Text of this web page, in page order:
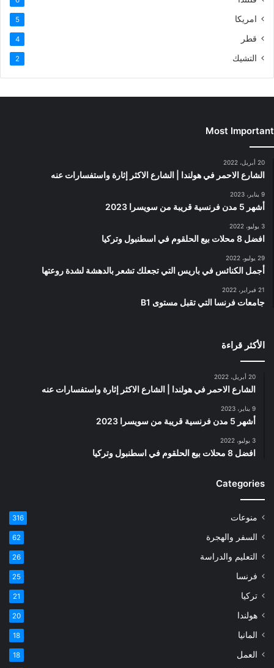
امريكا 5
قطر 4
التشيك 2
Most Important
20 أبريل، 2022
الشارع الاحمر في هولندا | الشارع الاكثر إثارة واستفسارات عنه
9 يناير، 2023
أشهر 5 مدن فرنسية قريبة من سويسرا 2023
3 يوليو، 2022
افضل 8 محلات بيع الحلقوم في اسطنبول وتركيا
29 يوليو، 2022
أجمل الكنائس في باريس التي تجعلك تشعر بالدهشة لشدة روعتها
21 فبراير، 2022
جامعات فرنسا التي تقبل مستوى B1
الأكثر قراءة
20 أبريل، 2022
الشارع الاحمر في هولندا | الشارع الاكثر إثارة واستفسارات عنه
9 يناير، 2023
أشهر 5 مدن فرنسية قريبة من سويسرا 2023
3 يوليو، 2022
افضل 8 محلات بيع الحلقوم في اسطنبول وتركيا
Categories
منوعات 316
السفر والهجرة 62
التعليم والدراسة 26
فرنسا 25
تركيا 21
هولندا 20
المانيا 18
العمل 18